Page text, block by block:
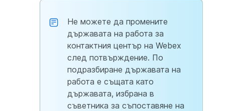
Не можете да промените
държавата на работа за
контактния център на Webex
след потвърждение. По
подразбиране държавата на
работа е същата като
държавата, избрана в
съветника за съпоставяне на